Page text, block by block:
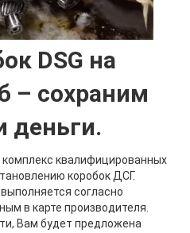
DSG на
– сохраним
деньги.
квалифицированных
коробок ДСГ.
согласно
в карте производителя.
Вам будет предложена